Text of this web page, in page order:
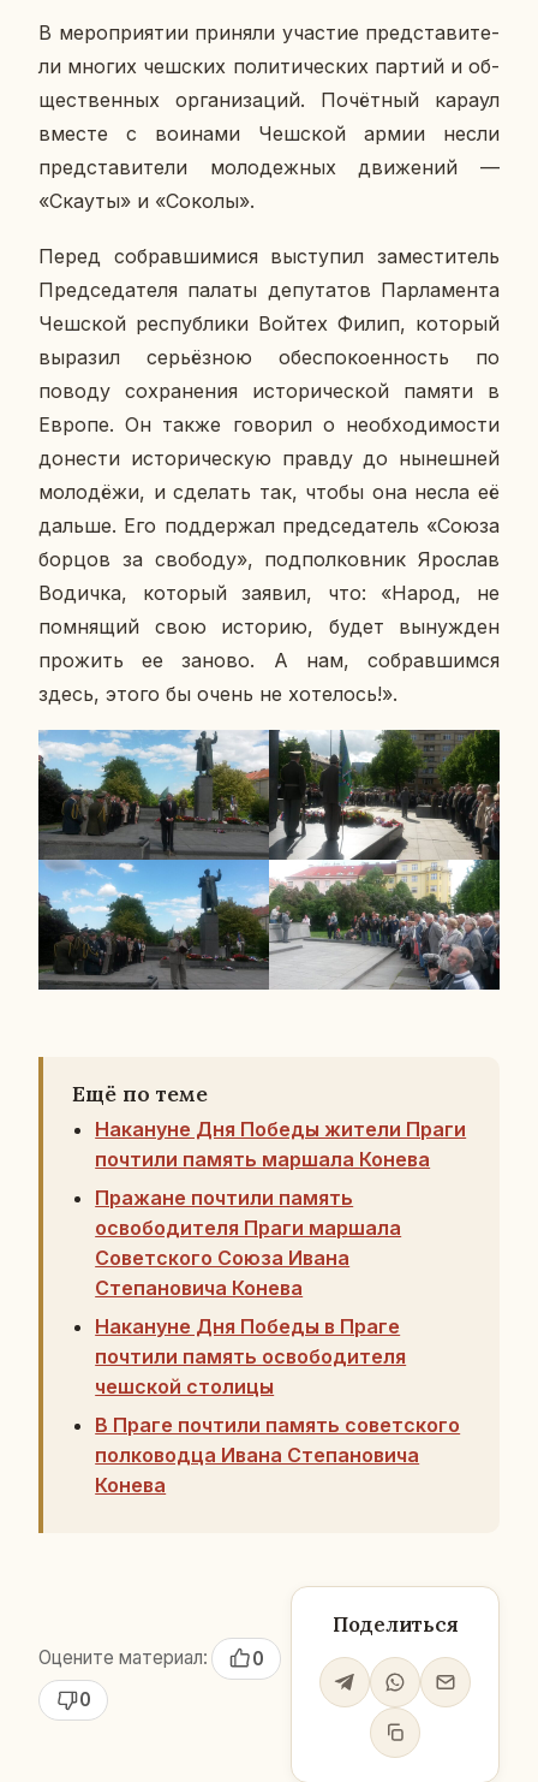
В ме­ро­при­я­тии при­ня­ли уча­стие пред­ста­ви­те­
ли многих чеш­ских по­ли­ти­че­ских партий и об­
ще­ствен­ных ор­га­ни­за­ций. По­чёт­ный караул
вместе с во­и­на­ми Чеш­ской армии несли
пред­ста­ви­те­ли мо­ло­деж­ных дви­же­ний —
«Скауты» и «Соколы».
Перед со­брав­ши­ми­ся вы­сту­пил за­ме­сти­тель
Пред­се­да­те­ля палаты де­пу­та­тов Пар­ла­мен­та
Чеш­ской рес­пуб­ли­ки Войтех Филип, ко­то­рый
вы­ра­зил се­рьёз­ною обес­по­ко­ен­ность по
поводу со­хра­не­ния ис­то­ри­че­ской памяти в
Европе. Он также го­во­рил о необ­хо­ди­мо­сти
до­не­сти ис­то­ри­че­скую правду до ны­неш­ней
мо­ло­дё­жи, и сде­лать так, чтобы она несла её
дальше. Его под­дер­жал пред­се­да­тель «Союза
борцов за сво­бо­ду», под­пол­ков­ник Яро­слав
Во­дич­ка, ко­то­рый заявил, что: «Народ, не
пом­ня­щий свою ис­то­рию, будет вы­нуж­ден
про­жить ее заново. А нам, со­брав­шим­ся
здесь, этого бы очень не хо­те­лось!».
Ещё по теме
Накануне Дня Победы жители Праги
почтили память маршала Конева
Пражане почтили память
освободителя Праги маршала
Советского Союза Ивана
Степановича Конева
Накануне Дня Победы в Праге
почтили память освободителя
чешской столицы
В Праге почтили память советского
полководца Ивана Степановича
Конева
Оцените материал:
0
0
Поделиться